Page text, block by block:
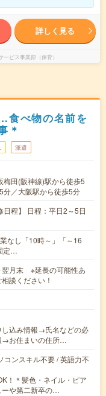
詳しく見る
ビス事業部（保育）
食べ物の名前を
＊
派遣
田(阪神線)駅から徒歩5
分／大阪駅から徒歩5分
日程】 日程：平日2～5日
なし「10時～」「～16
定…
翌月末 ※延長の可能性あ
談ください！
し込み情報→氏名などの必
→お住まいの住所…
コンスキル不要 / 英語力不
！＊髪色・ネイル・ピア
ーや第二新卒の…